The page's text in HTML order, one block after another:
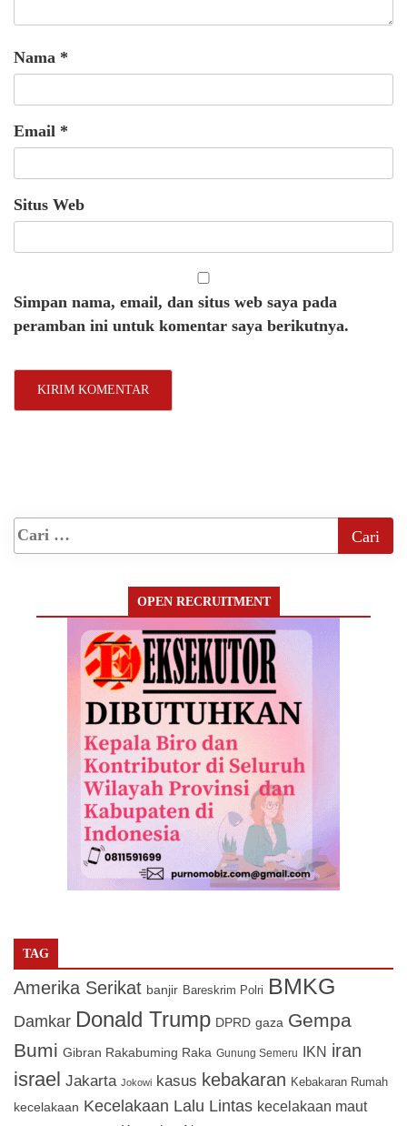
Nama *
Email *
Situs Web
Simpan nama, email, dan situs web saya pada
peramban ini untuk komentar saya berikutnya.
OPEN RECRUITMENT
TAG
Amerika Serikat banjir Bareskrim Polri BMKG
Damkar Donald Trump DPRD gaza Gempa
Bumi Gibran Rakabuming Raka Gunung Semeru IKN iran
israel Jakarta Jokowi kasus kebakaran Kebakaran Rumah
kecelakaan Kecelakaan Lalu Lintas kecelakaan maut